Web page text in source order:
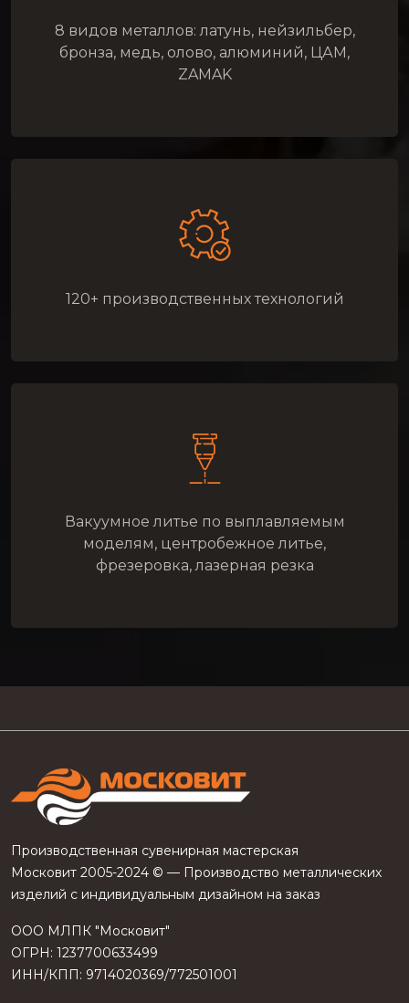
8 видов металлов: латунь, нейзильбер,
бронза, медь, олово, алюминий, ЦАМ,
ZAMAK
120+ производственных технологий
Вакуумное литье по выплавляемым
моделям, центробежное литье,
фрезеровка, лазерная резка
Производственная сувенирная мастерская
Московит 2005-2024 © — Производство металлических
изделий с индивидуальным дизайном на заказ
ООО МЛПК "Московит"
ОГРН: 1237700633499
ИНН/КПП: 9714020369/772501001